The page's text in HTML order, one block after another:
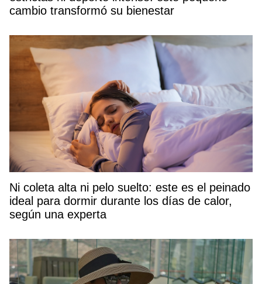
cambio transformó su bienestar
Ni coleta alta ni pelo suelto: este es el peinado
ideal para dormir durante los días de calor,
según una experta